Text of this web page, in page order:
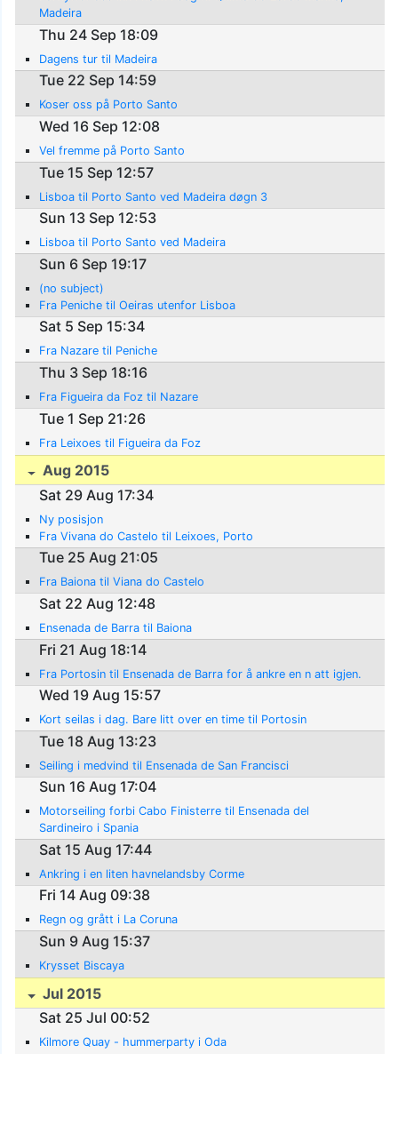
Madeira
Thu 24 Sep 18:09
Dagens tur til Madeira
Tue 22 Sep 14:59
Koser oss på Porto Santo
Wed 16 Sep 12:08
Vel fremme på Porto Santo
Tue 15 Sep 12:57
Lisboa til Porto Santo ved Madeira døgn 3
Sun 13 Sep 12:53
Lisboa til Porto Santo ved Madeira
Sun 6 Sep 19:17
(no subject)
Fra Peniche til Oeiras utenfor Lisboa
Sat 5 Sep 15:34
Fra Nazare til Peniche
Thu 3 Sep 18:16
Fra Figueira da Foz til Nazare
Tue 1 Sep 21:26
Fra Leixoes til Figueira da Foz
Aug 2015
Sat 29 Aug 17:34
Ny posisjon
Fra Vivana do Castelo til Leixoes, Porto
Tue 25 Aug 21:05
Fra Baiona til Viana do Castelo
Sat 22 Aug 12:48
Ensenada de Barra til Baiona
Fri 21 Aug 18:14
Fra Portosin til Ensenada de Barra for å ankre en n att igjen.
Wed 19 Aug 15:57
Kort seilas i dag. Bare litt over en time til Portosin
Tue 18 Aug 13:23
Seiling i medvind til Ensenada de San Francisci
Sun 16 Aug 17:04
Motorseiling forbi Cabo Finisterre til Ensenada del
Sardineiro i Spania
Sat 15 Aug 17:44
Ankring i en liten havnelandsby Corme
Fri 14 Aug 09:38
Regn og grått i La Coruna
Sun 9 Aug 15:37
Krysset Biscaya
Jul 2015
Sat 25 Jul 00:52
Kilmore Quay - hummerparty i Oda